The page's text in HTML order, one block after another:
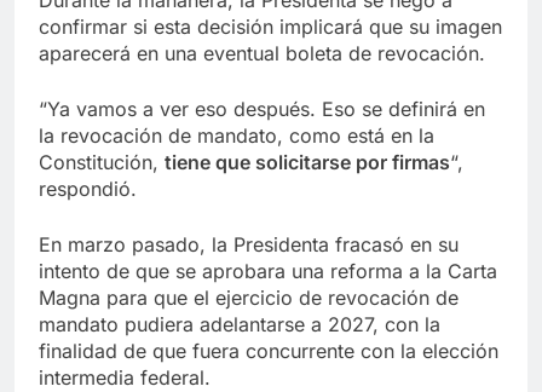
confirmar si esta decisión implicará que su imagen
aparecerá en una eventual boleta de revocación.
“Ya vamos a ver eso después. Eso se definirá en
la revocación de mandato, como está en la
Constitución, tiene que solicitarse por firmas“,
respondió.
En marzo pasado, la Presidenta fracasó en su
intento de que se aprobara una reforma a la Carta
Magna para que el ejercicio de revocación de
mandato pudiera adelantarse a 2027, con la
finalidad de que fuera concurrente con la elección
intermedia federal.